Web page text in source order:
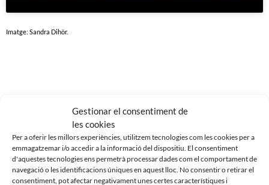
Gestionar el consentiment de
les cookies
Per a oferir les millors experiències, utilitzem tecnologies com les cookies per a
emmagatzemar i/o accedir a la informació del dispositiu. El consentiment
d'aquestes tecnologies ens permetrà processar dades com el comportament de
navegació o les identificacions úniques en aquest lloc. No consentir o retirar el
consentiment, pot afectar negativament unes certes característiques i
Imatge: Sandra Dihör.
Noticias Relacionadas